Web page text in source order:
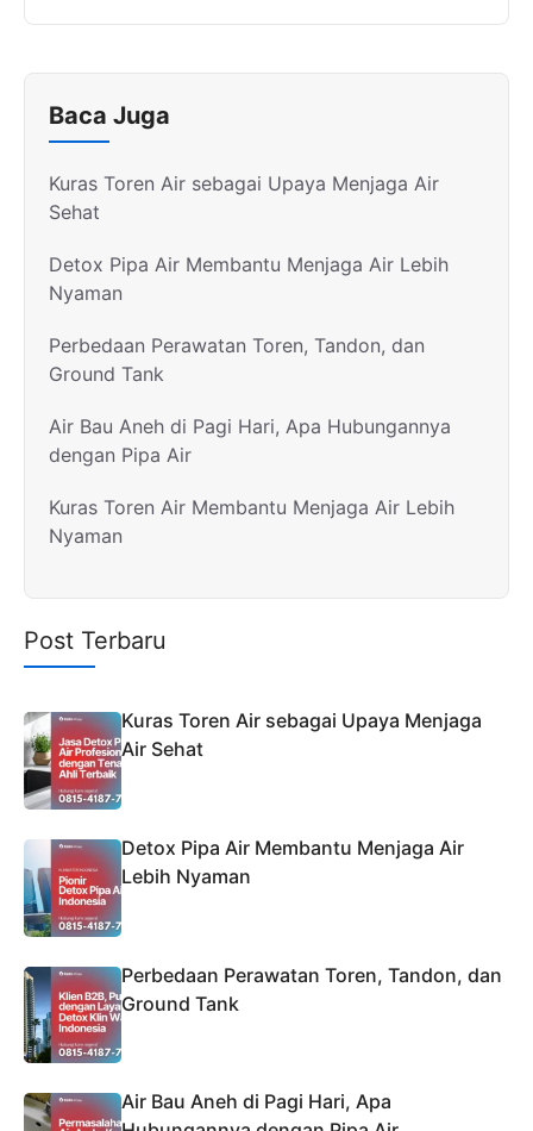
Baca Juga
Kuras Toren Air sebagai Upaya Menjaga Air
Sehat
Detox Pipa Air Membantu Menjaga Air Lebih
Nyaman
Perbedaan Perawatan Toren, Tandon, dan
Ground Tank
Air Bau Aneh di Pagi Hari, Apa Hubungannya
dengan Pipa Air
Kuras Toren Air Membantu Menjaga Air Lebih
Nyaman
Post Terbaru
Kuras Toren Air sebagai Upaya Menjaga
Air Sehat
Detox Pipa Air Membantu Menjaga Air
Lebih Nyaman
Perbedaan Perawatan Toren, Tandon, dan
Ground Tank
Air Bau Aneh di Pagi Hari, Apa